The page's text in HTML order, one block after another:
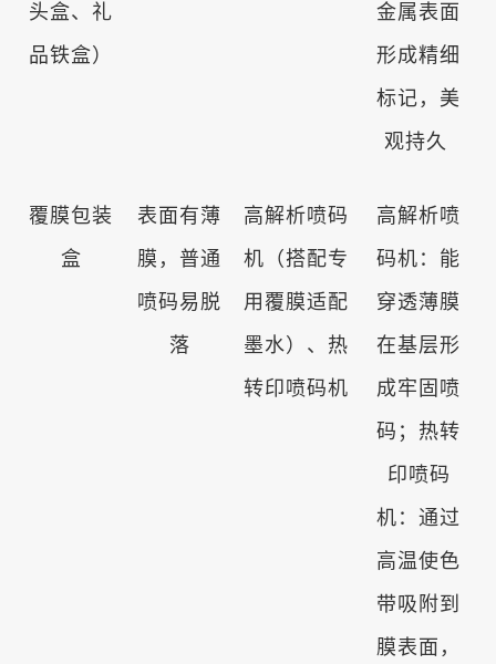
头盒、礼
品铁盒）
金属表面
形成精细
标记，美
观持久
覆膜包装
盒
表面有薄
膜，普通
喷码易脱
落
高解析喷码
机（搭配专
用覆膜适配
墨水）、热
转印喷码机
高解析喷
码机：能
穿透薄膜
在基层形
成牢固喷
码；热转
印喷码
机：通过
高温使色
带吸附到
膜表面，